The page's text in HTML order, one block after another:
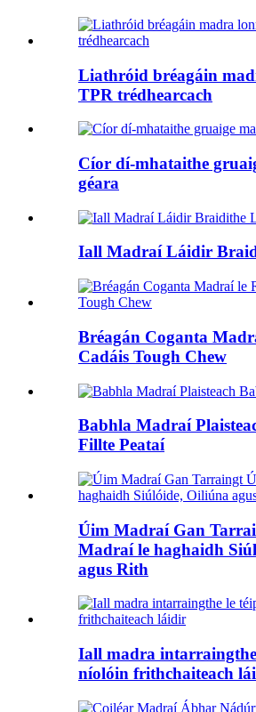
Liathróid bréagáin
TPR trédhearcach
Cíor dí-mhataithe
géara
Iall Madraí Láidir
Bréagán Coganta
Cadáis Tough Chew
Babhla Madraí
Fillte Peataí
Úim Madraí Gan
Madraí le haghaidh
agus Rith
Iall madra
níolóin frithchaiteach